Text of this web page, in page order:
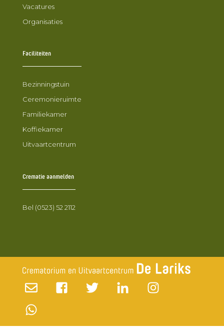
Vacatures
Organisaties
Faciliteiten
Bezinningstuin
Ceremonieruimte
Familiekamer
Koffiekamer
Uitvaartcentrum
Crematie aanmelden
Bel (0523) 52 2112